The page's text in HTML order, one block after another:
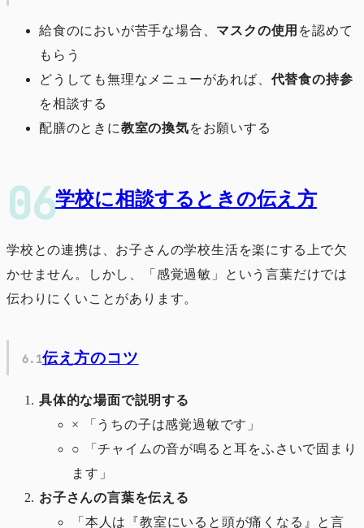
給食のにおいが苦手な場合、 マスクの使用 を認めて
もらう
どうしても無理なメニューがあれば、 代替食の持参
を相談する
配膳のときに教室の換気をお願いする
学校に相談するときの伝え方
学校との連携は、お子さんの学校生活を楽にする上で欠
かせません。しかし、「感覚過敏」という言葉だけでは
伝わりにくいことがあります。
伝え方のコツ
具体的な場面で説明する
× 「うちの子は感覚過敏です」
○ 「チャイムの音が鳴ると耳をふさいで固まり
ます」
お子さんの言葉を伝える
「本人は『教室にいると頭が痛くなる』と言